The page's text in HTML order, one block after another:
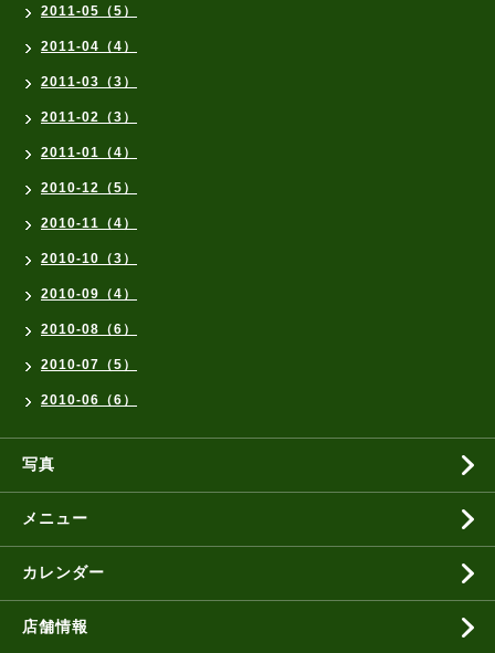
2011-05（5）
2011-04（4）
2011-03（3）
2011-02（3）
2011-01（4）
2010-12（5）
2010-11（4）
2010-10（3）
2010-09（4）
2010-08（6）
2010-07（5）
2010-06（6）
写真
メニュー
カレンダー
店舗情報